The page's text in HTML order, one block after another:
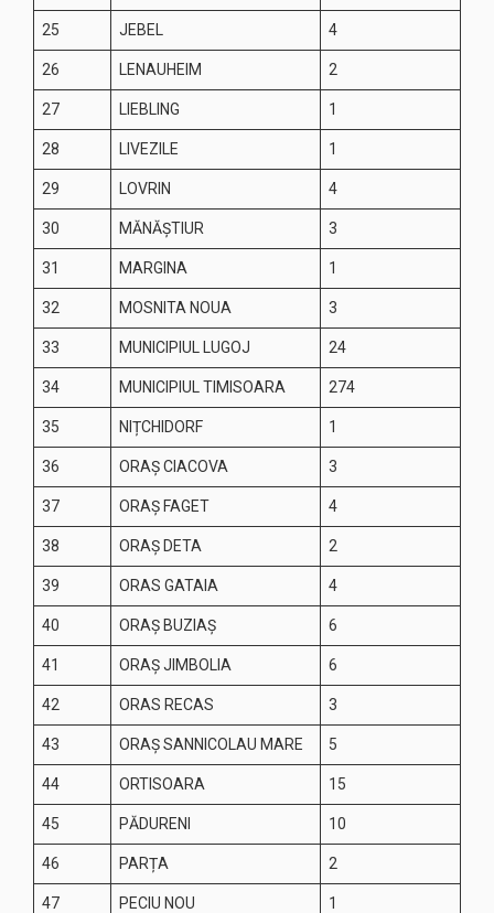
25 JEBEL 4
26 LENAUHEIM 2
27 LIEBLING 1
28 LIVEZILE 1
29 LOVRIN 4
30 MĂNĂȘTIUR 3
31 MARGINA 1
32 MOSNITA NOUA 3
33 MUNICIPIUL LUGOJ 24
34 MUNICIPIUL TIMISOARA 274
35 NIȚCHIDORF 1
36 ORAȘ CIACOVA 3
37 ORAȘ FAGET 4
38 ORAȘ DETA 2
39 ORAS GATAIA 4
40 ORAȘ BUZIAȘ 6
41 ORAȘ JIMBOLIA 6
42 ORAS RECAS 3
43 ORAȘ SANNICOLAU MARE 5
44 ORTISOARA 15
45 PĂDURENI 10
46 PARȚA 2
47 PECIU NOU 1